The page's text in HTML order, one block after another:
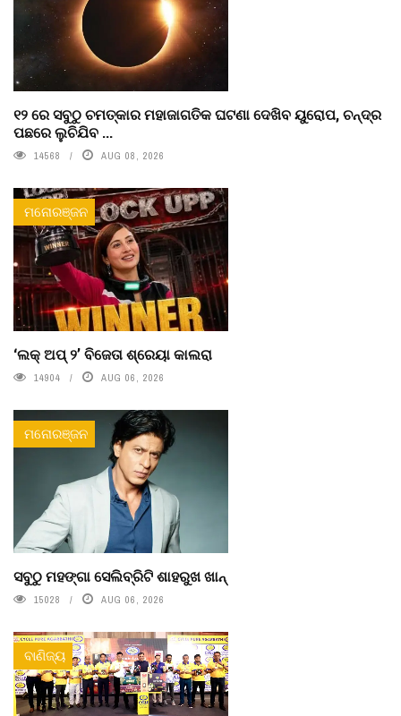
୧୨ ରେ ସବୁଠୁ ଚମତ୍କାର ମହାଜାଗତିକ ଘଟଣା ଦେଖିବ ୟୁରୋପ, ଚନ୍ଦ୍ର
ପଛରେ ଲୁଚିଯିବ ...
14568 AUG 08, 2026
ମନୋରଞ୍ଜନ
‘ଲକ୍ ଅପ୍ ୨’ ବିଜେତା ଶ୍ରେୟା କାଲରା
14904 AUG 06, 2026
ମନୋରଞ୍ଜନ
ସବୁଠୁ ମହଙ୍ଗା ସେଲିବ୍ରିଟି ଶାହରୁଖ ଖାନ୍
15028 AUG 06, 2026
ବାଣିଜ୍ୟ